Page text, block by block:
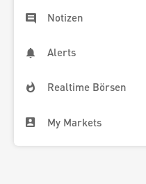
Notizen
Alerts
Realtime Börsen
My Markets